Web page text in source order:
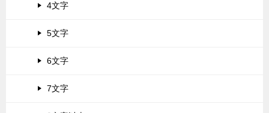
4文字
5文字
6文字
7文字